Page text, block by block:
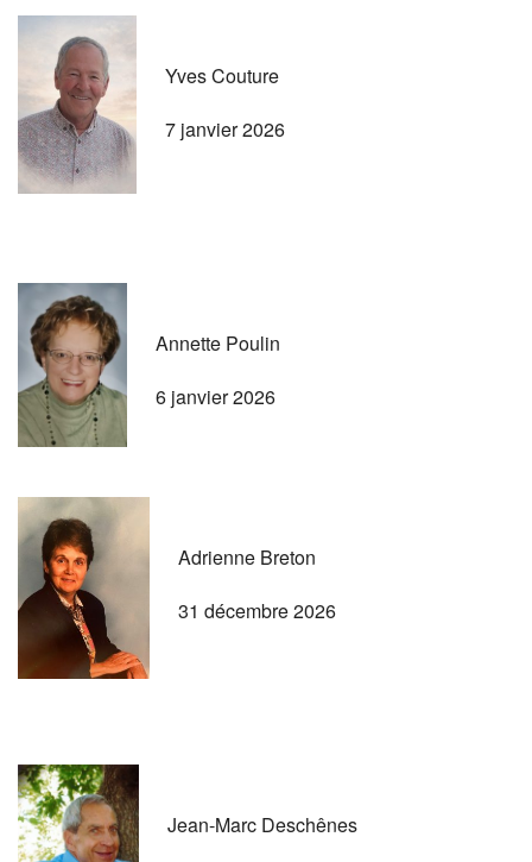
Yves Couture
7 janvier 2026
Annette Poulin
6 janvier 2026
Adrienne Breton
31 décembre 2026
Jean-Marc Deschênes